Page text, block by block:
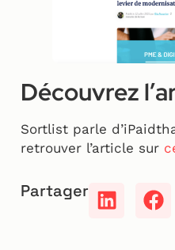
Découvrez
Sortlist parle
retrouver l’article sur
Partager